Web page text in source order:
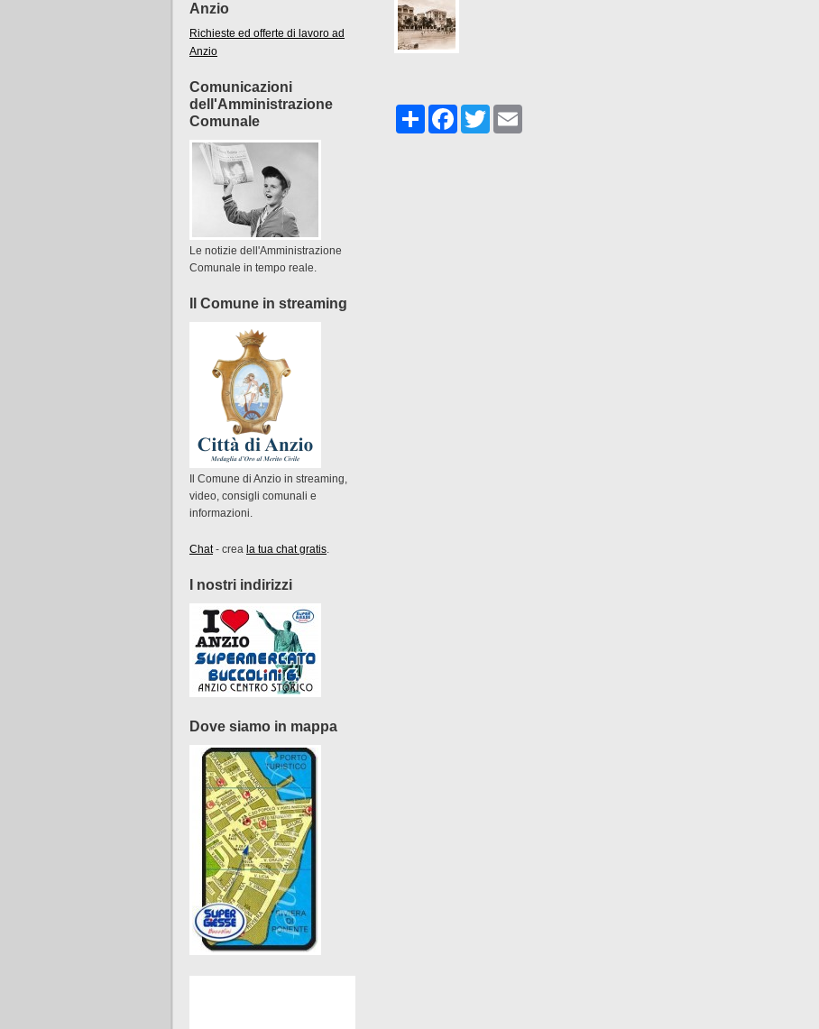
Share Facebook
Twitter
Anzio
Richieste ed offerte di lavoro ad
Anzio
Comunicazioni
dell'Amministrazione
Comunale
Le notizie dell'Amministrazione
Comunale in tempo reale.
Il Comune in streaming
Il Comune di Anzio in streaming,
video, consigli comunali e
informazioni.
Chat- crea la tua chat gratis.
I nostri indirizzi
Dove siamo in mappa